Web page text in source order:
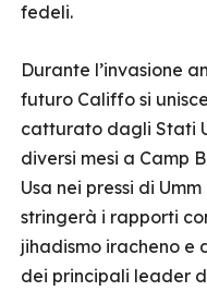
fedeli.
Durante l’invasione
futuro Califfo si
catturato dagli Stati
diversi mesi a Camp
Usa nei pressi di
stringerà i rapporti
jihadismo iracheno e
dei principali leader